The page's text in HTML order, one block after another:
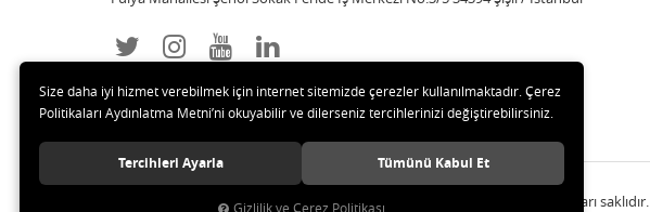
© 2019 Enotek Mühendislik ve Danışmalık Hizm. San. ve Tic. A.Ş. Tüm hakları saklıdır.
Size daha iyi hizmet verebilmek için internet sitemizde çerezler kullanılmaktadır. Çerez
Politikaları Aydınlatma Metni’ni okuyabilir ve dilerseniz tercihlerinizi değiştirebilirsiniz.
Tercihleri Ayarla Tümünü Kabul Et
Gizlilik ve Çerez Politikası